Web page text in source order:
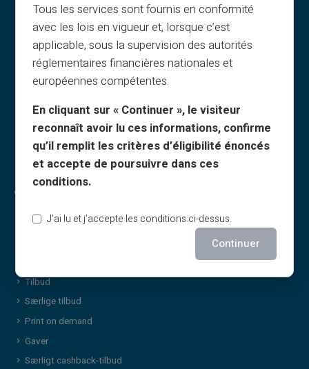
Vejledninger
Vilkår – henvisningsprogram
Politik for print og brug af billeder
Vilkår for gavekort
Hvem er vi?
Bliv affiliate
Kontakt os
Veritas-fordele
Hvorfor VERITAS?
Tilbud
Særlige tilbud
Print on demand
Gaver
Særligt cashback-tilbud
Tous les services sont fournis en conformité
avec les lois en vigueur et, lorsque c’est
applicable, sous la supervision des autorités
réglementaires financières nationales et
européennes compétentes.
En cliquant sur « Continuer », le visiteur
reconnaît avoir lu ces informations, confirme
qu’il remplit les critères d’éligibilité énoncés
et accepte de poursuivre dans ces
conditions.
J’ai lu et j’accepte les conditions ci-dessus.
Continuer